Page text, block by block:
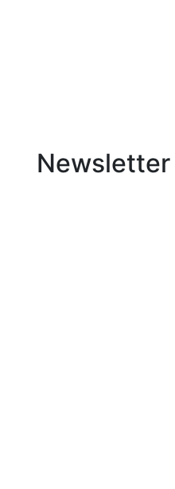
Newsletter